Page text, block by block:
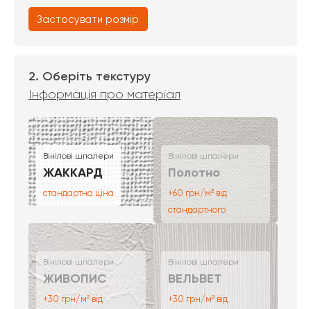
Застосувати розмір
2. Оберіть текстуру
Інформація про матеріал
Вінілові шпалери
ЖАККАРД
стандартна ціна
Вінілові шпалери
Полотно
+60 грн/м² від
стандартного
Вінілові шпалери
ЖИВОПИС
+30 грн/м² від
Вінілові шпалери
ВЕЛЬВЕТ
+30 грн/м² від